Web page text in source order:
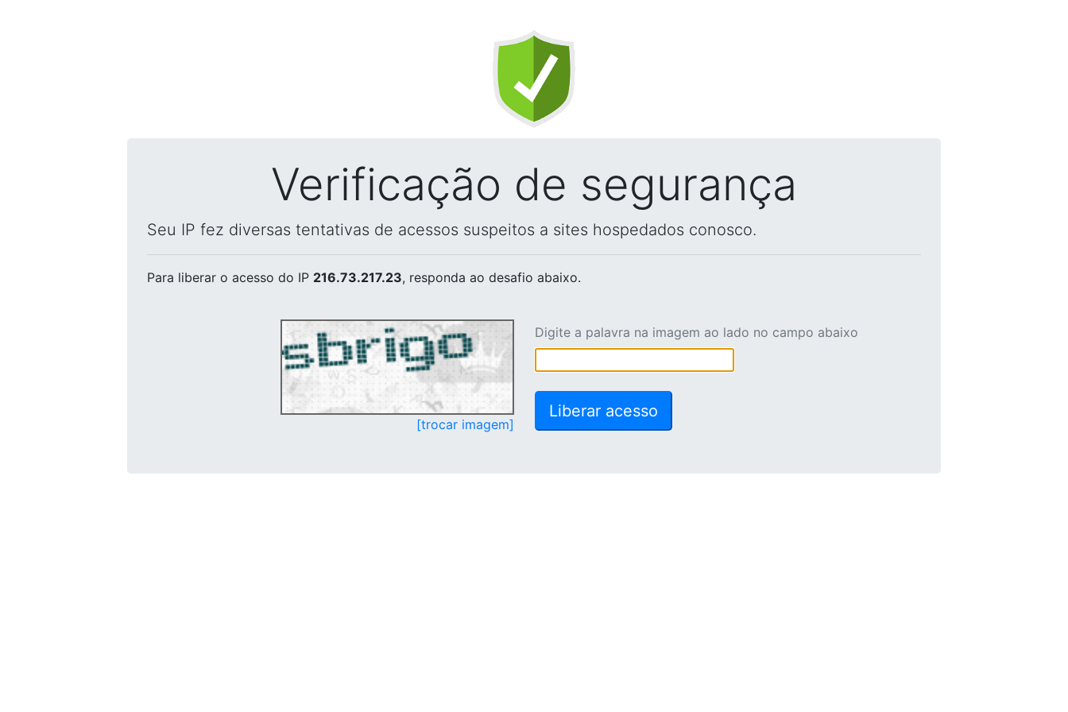
Verificação de segurança
Seu IP fez diversas tentativas de acessos suspeitos a sites hospedados conosco.
Para liberar o acesso do IP 216.73.217.23, responda ao desafio abaixo.
[trocar imagem]
Digite a palavra na imagem ao lado no campo abaixo